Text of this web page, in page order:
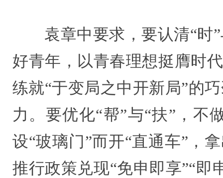
袁章中要求，要认清“时
好青年，以青春理想挺膺时
练就“于变局之中开新局”的
力。要优化“帮”与“扶”，不
设“玻璃门”而开“直通车”，
推行政策兑现“免申即享”“即